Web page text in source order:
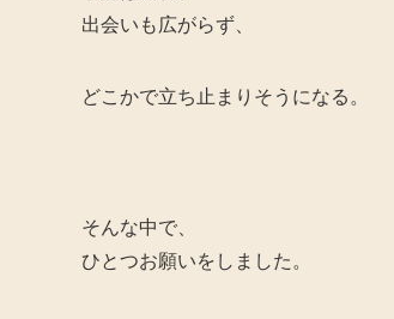
出会いも広がらず、
どこかで立ち止まりそうになる。
そんな中で、
ひとつお願いをしました。